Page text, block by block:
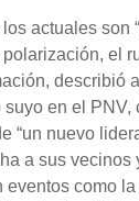
actuales son
polarización, el
describió
en el PNV,
“un nuevo
a sus vecinos
eventos como